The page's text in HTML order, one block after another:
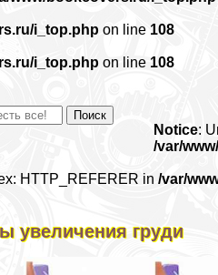
i_top.php on line 108
i_top.php on line 108
Notice:
/var/
HTTP_REFERER in /var/
увеличения гpyди